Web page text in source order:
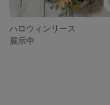
ハロウィンリース
展示中